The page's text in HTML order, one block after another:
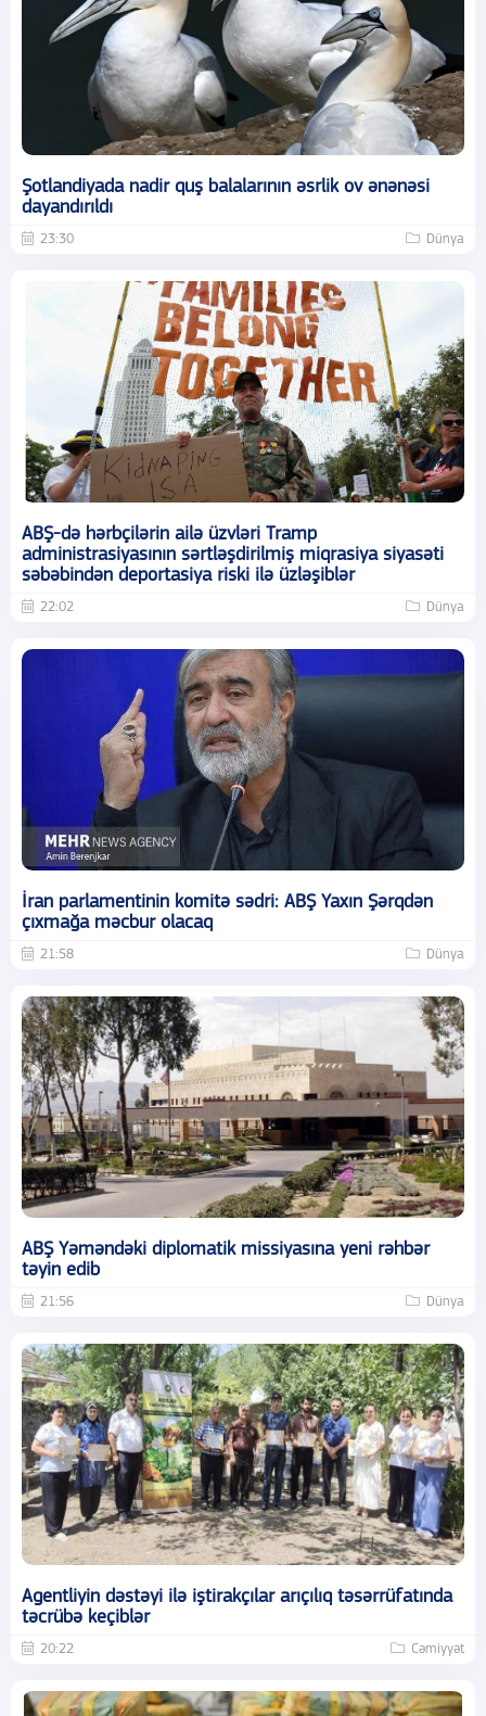
Şotlandiyada nadir quş balalarının əsrlik ov ənənəsi
dayandırıldı
23:30 Dünya
ABŞ-də hərbçilərin ailə üzvləri Tramp
administrasiyasının sərtləşdirilmiş miqrasiya siyasəti
səbəbindən deportasiya riski ilə üzləşiblər
22:02 Dünya
İran parlamentinin komitə sədri: ABŞ Yaxın Şərqdən
çıxmağa məcbur olacaq
21:58 Dünya
ABŞ Yəməndəki diplomatik missiyasına yeni rəhbər
təyin edib
21:56 Dünya
Agentliyin dəstəyi ilə iştirakçılar arıçılıq təsərrüfatında
təcrübə keçiblər
20:22 Cəmiyyət